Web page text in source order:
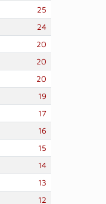
25
24
20
20
20
19
17
16
15
14
13
12